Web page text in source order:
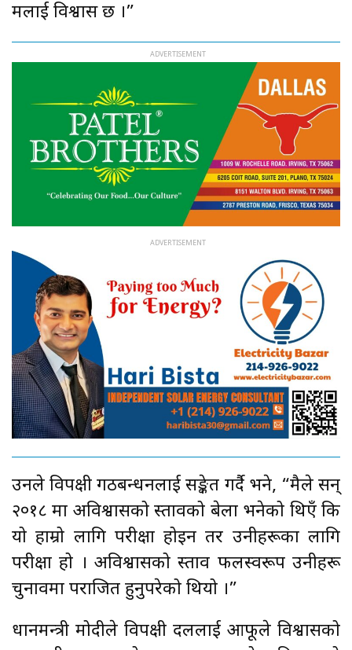
मलाई विश्वास छ ।”
उनले विपक्षी गठबन्धनलाई सङ्केत गर्दै भने, “मैले सन्
२०१८ मा अविश्वासको प्रस्तावको बेला भनेको थिएँ कि
यो हाम्रो लागि परीक्षा होइन तर उनीहरूका लागि
परीक्षा हो । अविश्वासको प्रस्ताव फलस्वरूप उनीहरू
चुनावमा पराजित हुनुपरेको थियो ।”
प्रधानमन्त्री मोदीले विपक्षी दललाई आफूले विश्वासको